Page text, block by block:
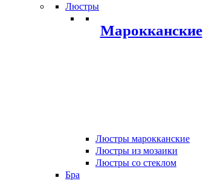
Люстры
Марокканские
Люстры марокканские
Люстры из мозаики
Люстры со стеклом
Бра